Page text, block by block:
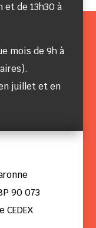
et de 13h30 à
mois de 9h à
juillet et en
90 073